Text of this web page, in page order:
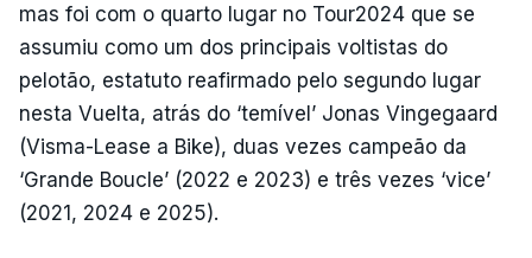
mas foi com o quarto lugar no Tour2024 que se
assumiu como um dos principais voltistas do
pelotão, estatuto reafirmado pelo segundo lugar
nesta Vuelta, atrás do ‘temível’ Jonas Vingegaard
(Visma-Lease a Bike), duas vezes campeão da
‘Grande Boucle’ (2022 e 2023) e três vezes ‘vice’
(2021, 2024 e 2025).